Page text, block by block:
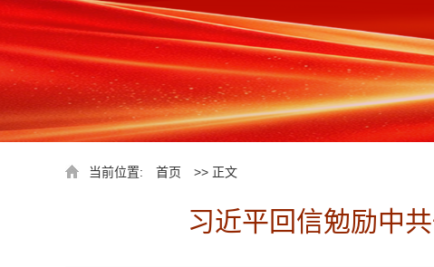
当前位置: 首页 >> 正文
习近平回信勉励中